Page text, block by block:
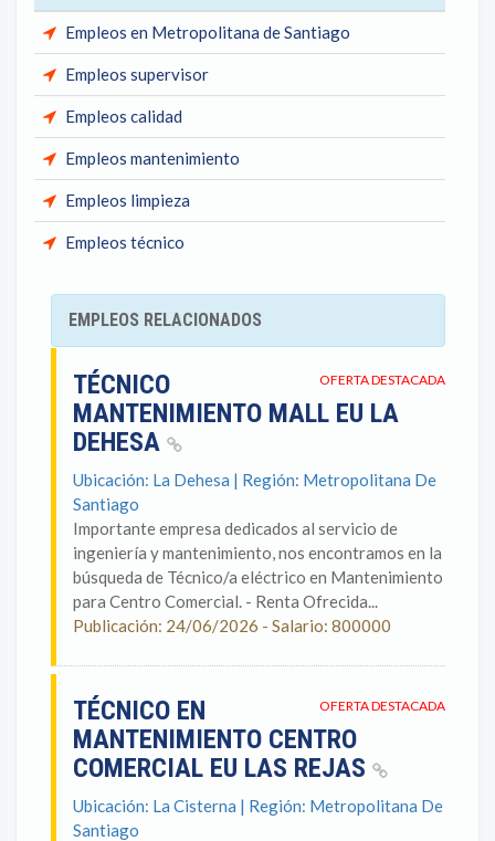
Empleos en Metropolitana de Santiago
Empleos supervisor
Empleos calidad
Empleos mantenimiento
Empleos limpieza
Empleos técnico
EMPLEOS RELACIONADOS
OFERTA DESTACADA
TÉCNICO
MANTENIMIENTO MALL EU LA
DEHESA
Ubicación: La Dehesa | Región: Metropolitana De
Santiago
Importante empresa dedicados al servicio de
ingeniería y mantenimiento, nos encontramos en la
búsqueda de Técnico/a eléctrico en Mantenimiento
para Centro Comercial. - Renta Ofrecida...
Publicación: 24/06/2026 - Salario: 800000
OFERTA DESTACADA
TÉCNICO EN
MANTENIMIENTO CENTRO
COMERCIAL EU LAS REJAS
Ubicación: La Cisterna | Región: Metropolitana De
Santiago